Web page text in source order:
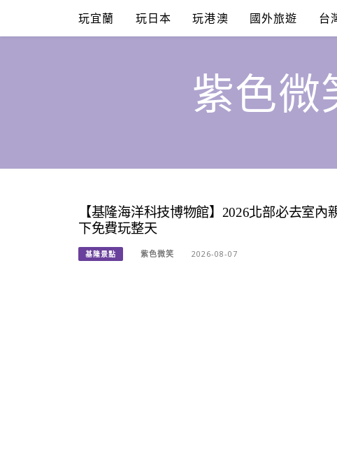
content
玩宜蘭 玩日本 玩港澳 國外旅遊 台
紫色微
【基隆海洋科技博物館】2026北部必去室
下免費玩整天
基隆景點 紫色微笑 2026-08-07